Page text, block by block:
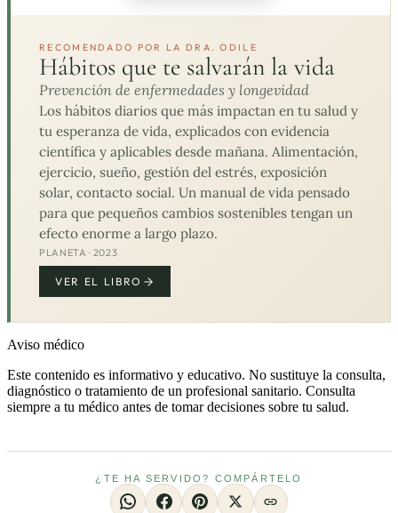
RECOMENDADO POR LA DRA. ODILE
Hábitos que te salvarán la vida
Prevención de enfermedades y longevidad
Los hábitos diarios que más impactan en tu salud y
tu esperanza de vida, explicados con evidencia
científica y aplicables desde mañana. Alimentación,
ejercicio, sueño, gestión del estrés, exposición
solar, contacto social. Un manual de vida pensado
para que pequeños cambios sostenibles tengan un
efecto enorme a largo plazo.
PLANETA · 2023
VER EL LIBRO
Aviso médico
Este contenido es informativo y educativo. No sustituye la consulta,
diagnóstico o tratamiento de un profesional sanitario. Consulta
siempre a tu médico antes de tomar decisiones sobre tu salud.
¿TE HA SERVIDO? COMPÁRTELO